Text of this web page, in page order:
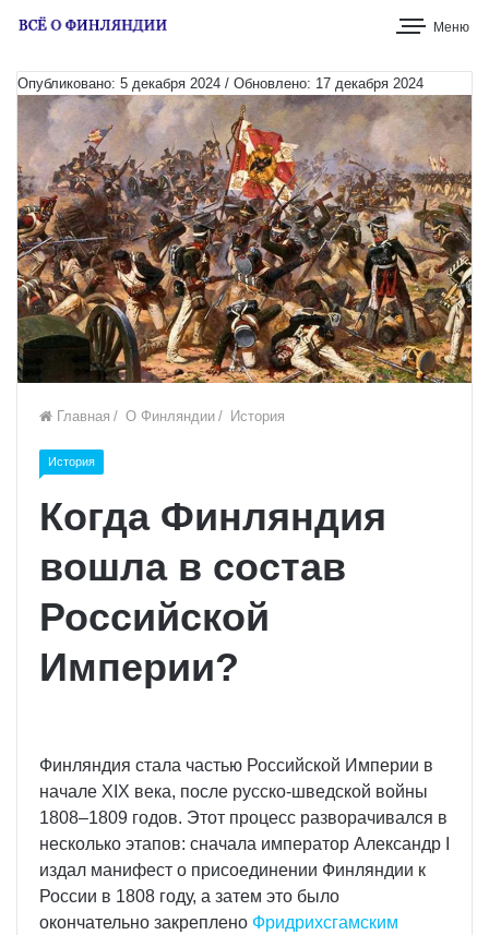
Меню
Опубликовано: 5 декабря 2024 / Обновлено: 17 декабря 2024
Главная / О Финляндии / История
История
Когда Финляндия
вошла в состав
Российской
Империи?
Финляндия стала частью Российской Империи в
начале XIX века, после русско-шведской войны
1808–1809 годов. Этот процесс разворачивался в
несколько этапов: сначала император Александр I
издал манифест о присоединении Финляндии к
России в 1808 году, а затем это было
окончательно закреплено Фридрихсгамским